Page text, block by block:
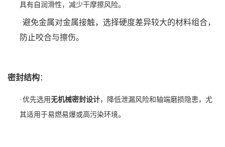
具有自润滑性，减少干摩擦风险。
· 避免金属对金属接触，选择硬度差异较大的材料组合，
防止咬合与擦伤。
密封结构‌：
· 优先选用‌无机械密封设计‌，降低泄漏风险和轴端磨损隐患，尤
其适用于易燃易爆或高污染环境。